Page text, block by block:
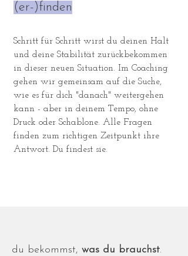
(er-)finden
Schritt für Schritt wirst du deinen Halt
und deine Stabilität zurückbekommen
in dieser neuen Situation. Im Coaching
gehen wir gemeinsam auf die Suche,
wie es für dich "danach" weitergehen
kann - aber in deinem Tempo, ohne
Druck oder Schablone. Alle Fragen
finden zum richtigen Zeitpunkt ihre
Antwort. Du findest sie.
du bekommst, was du brauchst.